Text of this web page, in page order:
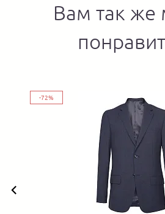
Вам так же
-72%